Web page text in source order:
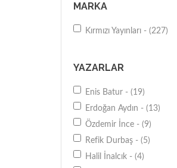
Diğer - (3)
Araştırma-İnceleme - (3)
Dini Roman - (3)
Diğer - (3)
İş Dünyası - (2)
Hikaye (Yerli) - (2)
MARKA
Kırmızı Yayınları - (227)
YAZARLAR
Enis Batur - (19)
Erdoğan Aydın - (13)
Özdemir İnce - (9)
Refik Durbaş - (5)
Halil İnalcık - (4)